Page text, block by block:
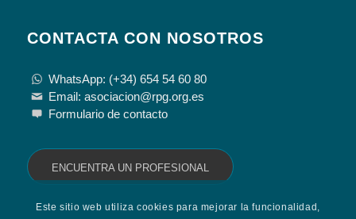
CONTACTA CON NOSOTROS
WhatsApp: (+34) 654 54 60 80
Email: asociacion@rpg.org.es
Formulario de contacto
ENCUENTRA UN PROFESIONAL
Este sitio web utiliza cookies para mejorar la funcionalidad,